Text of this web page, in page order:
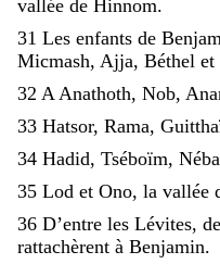
vallée de Hinnom.
31 Les enfants de
Micmash, Ajja, Béthel et
32 A Anathoth, Nob,
33 Hatsor, Rama,
34 Hadid, Tséboïm,
35 Lod et Ono, la vallée
36 D’entre les Lévites,
rattachèrent à Benjamin.